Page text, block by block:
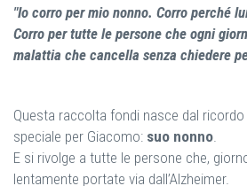
"Io corro per mio nonno. Corro perché
Corro per tutte le persone che ogni
malattia che cancella senza chiedere
Questa raccolta fondi nasce dal
speciale per Giacomo: suo nonno.
E si rivolge a tutte le persone che,
lentamente portate via dall’Alzheimer.